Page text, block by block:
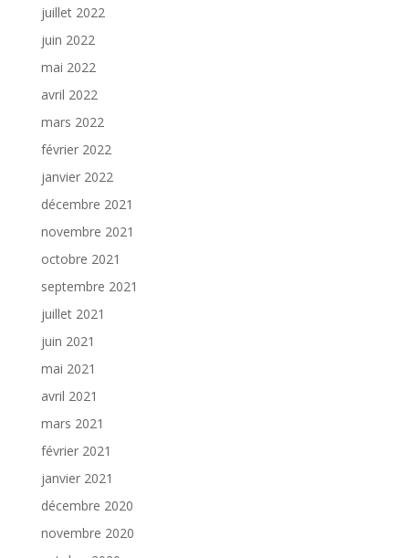
juillet 2022
juin 2022
mai 2022
avril 2022
mars 2022
février 2022
janvier 2022
décembre 2021
novembre 2021
octobre 2021
septembre 2021
juillet 2021
juin 2021
mai 2021
avril 2021
mars 2021
février 2021
janvier 2021
décembre 2020
novembre 2020